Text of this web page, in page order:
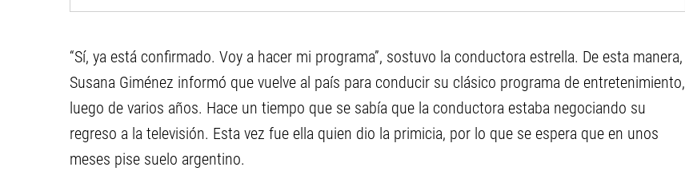
“Sí, ya está confirmado. Voy a hacer mi programa”, sostuvo la conductora estrella. De esta manera,
Susana Giménez informó que vuelve al país para conducir su clásico programa de entretenimiento,
luego de varios años. Hace un tiempo que se sabía que la conductora estaba negociando su
regreso a la televisión. Esta vez fue ella quien dio la primicia, por lo que se espera que en unos
meses pise suelo argentino.